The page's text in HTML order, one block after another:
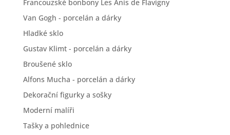
Francouzské bonbony Les Anis de Flavigny
Van Gogh - porcelán a dárky
Hladké sklo
Gustav Klimt - porcelán a dárky
Broušené sklo
Alfons Mucha - porcelán a dárky
Dekorační figurky a sošky
Moderní malíři
Tašky a pohlednice